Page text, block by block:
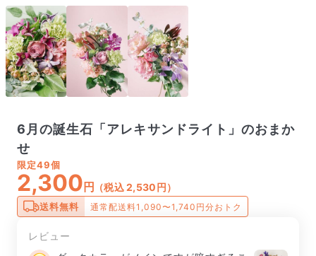
6月の誕生石「アレキサンドライト」のおまか
せ
限定49個
2,300 円 （税込 2,530円）
送料無料 通常配送料1,090〜1,740円分おトク
レビュー